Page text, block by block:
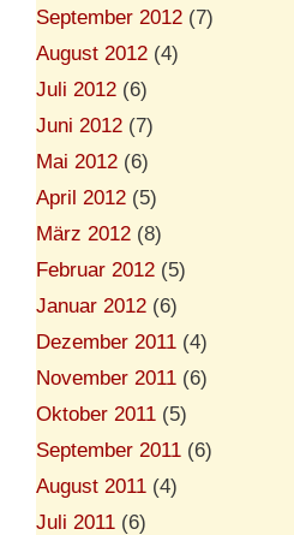
September 2012 (7)
August 2012 (4)
Juli 2012 (6)
Juni 2012 (7)
Mai 2012 (6)
April 2012 (5)
März 2012 (8)
Februar 2012 (5)
Januar 2012 (6)
Dezember 2011 (4)
November 2011 (6)
Oktober 2011 (5)
September 2011 (6)
August 2011 (4)
Juli 2011 (6)